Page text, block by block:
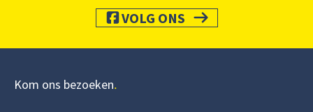
VOLG ONS
Kom ons bezoeken